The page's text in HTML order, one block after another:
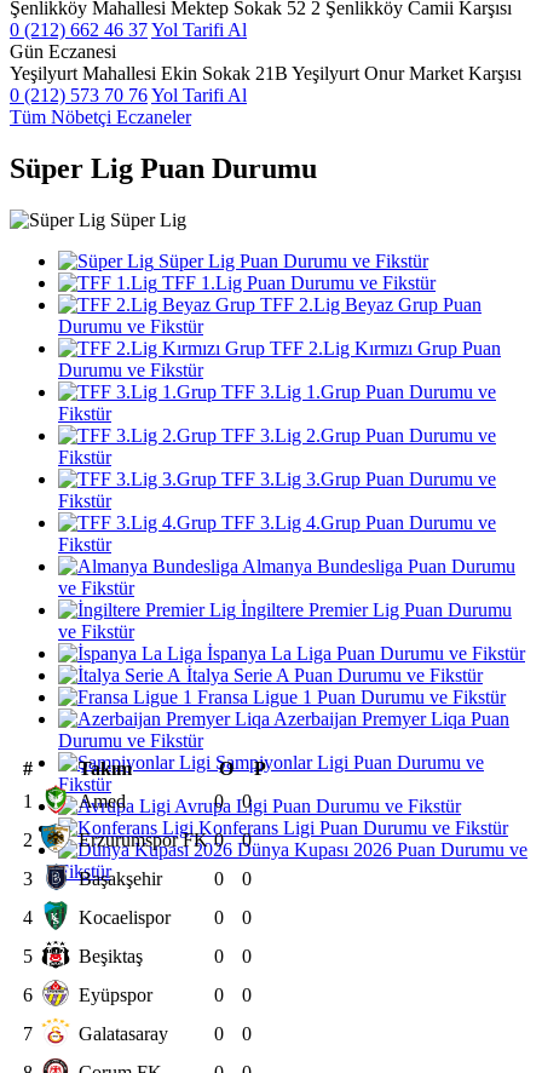
Şenlikköy Mahallesi Mektep Sokak 52 2 Şenlikköy Camii Karşısı
0 (212) 662 46 37Yol Tarifi Al
Gün Eczanesi
Yeşilyurt Mahallesi Ekin Sokak 21B Yeşilyurt Onur Market Karşısı
0 (212) 573 70 76Yol Tarifi Al
Tüm Nöbetçi Eczaneler
Süper Lig Puan Durumu
Süper Lig
Süper Lig Puan Durumu ve Fikstür
TFF 1.Lig Puan Durumu ve Fikstür
TFF 2.Lig Beyaz Grup Puan
Durumu ve Fikstür
TFF 2.Lig Kırmızı Grup Puan
Durumu ve Fikstür
TFF 3.Lig 1.Grup Puan Durumu ve
Fikstür
TFF 3.Lig 2.Grup Puan Durumu ve
Fikstür
TFF 3.Lig 3.Grup Puan Durumu ve
Fikstür
TFF 3.Lig 4.Grup Puan Durumu ve
Fikstür
Almanya Bundesliga Puan Durumu
ve Fikstür
İngiltere Premier Lig Puan Durumu
ve Fikstür
İspanya La Liga Puan Durumu ve Fikstür
İtalya Serie A Puan Durumu ve Fikstür
Fransa Ligue 1 Puan Durumu ve Fikstür
Azerbaijan Premyer Liqa Puan
Durumu ve Fikstür
Şampiyonlar Ligi Puan Durumu ve
Fikstür
Avrupa Ligi Puan Durumu ve Fikstür
Konferans Ligi Puan Durumu ve Fikstür
Dünya Kupası 2026 Puan Durumu ve
Fikstür
# Takım O
P
1
Amed 0
0
2
Erzurumspor FK 0
0
3
Başakşehir 0
0
4
Kocaelispor 0
0
5
Beşiktaş 0
0
6
Eyüpspor 0
0
7
Galatasaray 0
0